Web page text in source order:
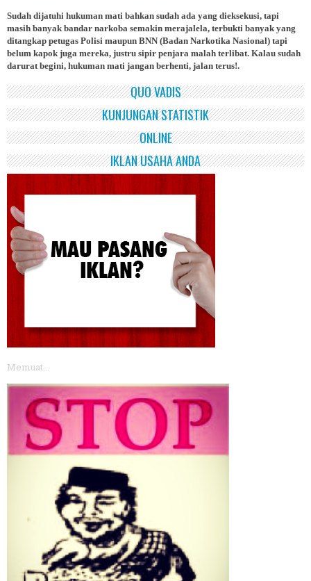
Sudah dijatuhi hukuman mati bahkan sudah ada yang dieksekusi, tapi
masih banyak bandar narkoba semakin merajalela, terbukti banyak yang
ditangkap petugas Polisi maupun BNN (Badan Narkotika Nasional) tapi
belum kapok juga mereka, justru sipir penjara malah terlibat. Kalau sudah
darurat begini, hukuman mati jangan berhenti, jalan terus!.
QUO VADIS
KUNJUNGAN STATISTIK
ONLINE
IKLAN USAHA ANDA
Memuat...